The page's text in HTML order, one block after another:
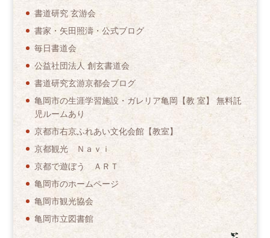
書道研究 玄游会
書家・矢田照濤・公式ブログ
毎日書道会
公益社団法人 創玄書道会
書道研究玄游京都会ブログ
亀岡市の生涯学習施設・ガレリア亀岡【教 室】 無料託
児ルームあり
京都市右京ふれあい文化会館【教室】
京都観光 Ｎａｖｉ
京都で遊ぼう ＡＲＴ
亀岡市のホームページ
亀岡市観光協会
亀岡市立図書館